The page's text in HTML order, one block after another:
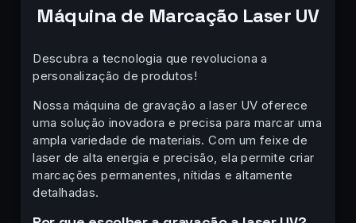
Máquina de Marcação Laser UV
Descubra a tecnologia que revoluciona a
personalização de produtos!
Nossa máquina de gravação a laser UV oferece
uma solução inovadora e precisa para marcar uma
ampla variedade de materiais. Com um feixe de
laser de alta energia e precisão, ela permite criar
marcações permanentes, nítidas e altamente
detalhadas.